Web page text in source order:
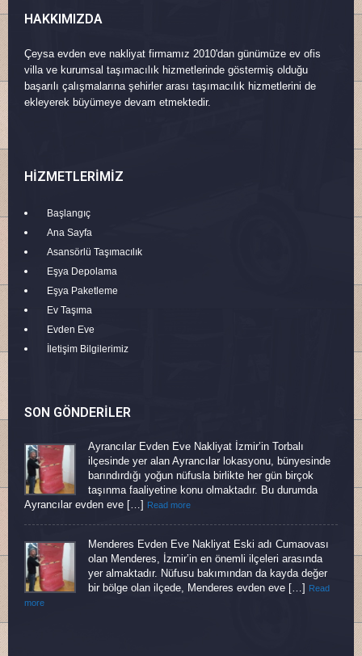
HAKKIMIZDA
Çeysa evden eve nakliyat firmamız 2010'dan günümüze ev ofis
villa ve kurumsal taşımacılık hizmetlerinde göstermiş olduğu
başarılı çalışmalarına şehirler arası taşımacılık hizmetlerini de
ekleyerek büyümeye devam etmektedir.
HIZMETLERIMIZ
Başlangıç
Ana Sayfa
Asansörlü Taşımacılık
Eşya Depolama
Eşya Paketleme
Ev Taşıma
Evden Eve
İletişim Bilgilerimiz
SON GÖNDERILER
Ayrancılar Evden Eve Nakliyat İzmir’in Torbalı
ilçesinde yer alan Ayrancılar lokasyonu, bünyesinde
barındırdığı yoğun nüfusla birlikte her gün birçok
taşınma faaliyetine konu olmaktadır. Bu durumda
Ayrancılar evden eve […]
Read more
Menderes Evden Eve Nakliyat Eski adı Cumaovası
olan Menderes, İzmir’in en önemli ilçeleri arasında
yer almaktadır. Nüfusu bakımından da kayda değer
bir bölge olan ilçede, Menderes evden eve […]
Read
more